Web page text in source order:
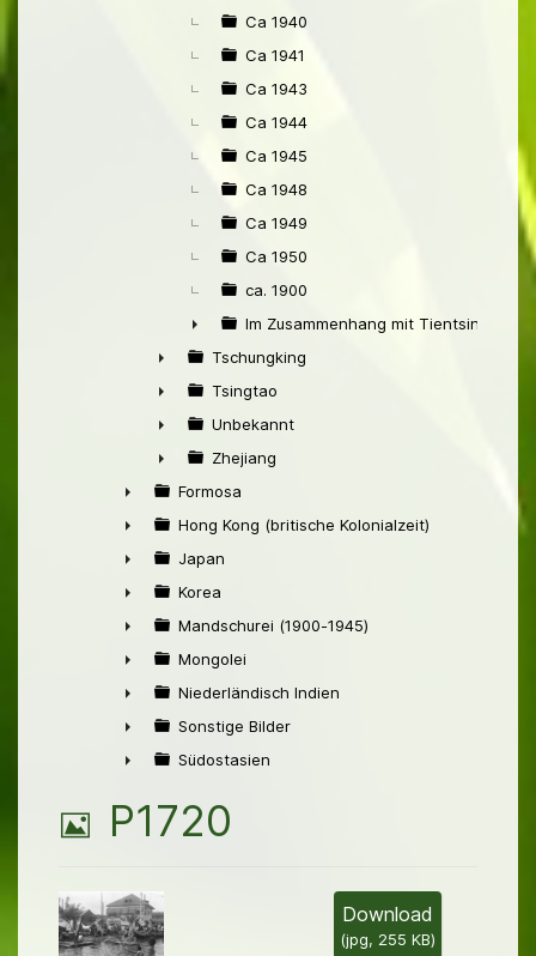
Ca 1940
Ca 1941
Ca 1943
Ca 1944
Ca 1945
Ca 1948
Ca 1949
Ca 1950
ca. 1900
►
Im Zusammenhang mit Tientsin
►
Tschungking
►
Tsingtao
►
Unbekannt
►
Zhejiang
►
Formosa
►
Hong Kong (britische Kolonialzeit)
►
Japan
►
Korea
►
Mandschurei (1900-1945)
►
Mongolei
►
Niederländisch Indien
►
Sonstige Bilder
Südostasien
B
l
P1720
Download
(jpg, 255 KB)